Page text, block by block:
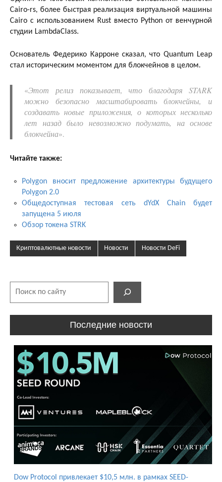
Cairo-rs, более быстрая реализация виртуальной машины
Cairo с использованием Rust вместо Python от венчурной
студии LambdaClass.
Основатель Федерико Карроне сказал, что Quantum Leap
стал историческим моментом для блокчейнов в целом.
«Этот релиз показывает, что благодаря STARK
можно безопасно масштабировать блокчейны, и
создавать новые приложения, о которых несколько
лет назад было невозможно подумать, на основе
блокчейна».
Читайте также:
Polygon вносит предложение архитектуры будущего
Polygon 2.0
Общедоступная тестовая сеть dYdX Chain будет
запущена 5 июля
Обзор токена STRK
Криптовалютные новости Новости Новости DeFi
Последние новости
Dow Protocol привлекает $10,5 млн. в рамках SEED-